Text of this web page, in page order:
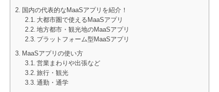
国内の代表的なMaaSアプリを紹介！
大都市圏で使えるMaaSアプリ
地方都市・観光地のMaaSアプリ
プラットフォーム型MaaSアプリ
MaaSアプリの使い方
営業まわりや出張など
旅行・観光
通勤・通学